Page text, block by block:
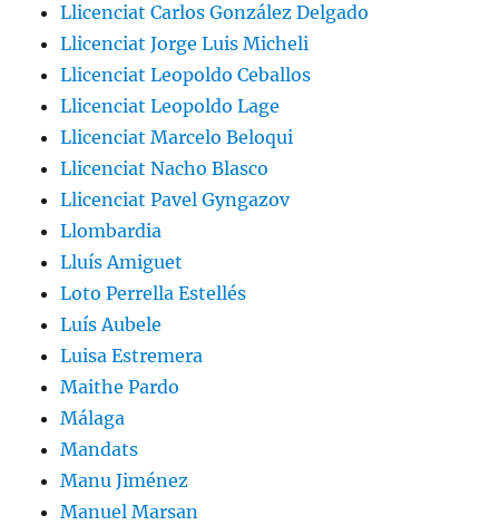
Llicenciat Carlos González Delgado
Llicenciat Jorge Luis Micheli
Llicenciat Leopoldo Ceballos
Llicenciat Leopoldo Lage
Llicenciat Marcelo Beloqui
Llicenciat Nacho Blasco
Llicenciat Pavel Gyngazov
Llombardia
Lluís Amiguet
Loto Perrella Estellés
Luís Aubele
Luisa Estremera
Maithe Pardo
Málaga
Mandats
Manu Jiménez
Manuel Marsan